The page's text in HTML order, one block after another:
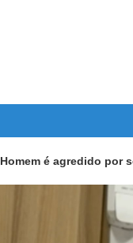
Homem é agredido por